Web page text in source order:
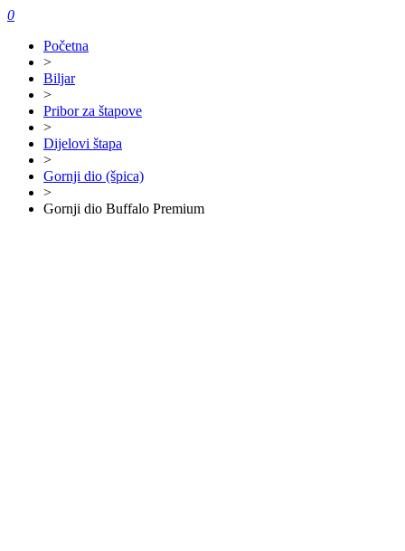
0
Početna
>
Biljar
>
Pribor za štapove
>
Dijelovi štapa
>
Gornji dio (špica)
>
Gornji dio Buffalo Premium